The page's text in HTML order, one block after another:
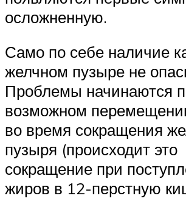
осложненную.
Само по себе наличие
желчном пузыре не
Проблемы начинаются
возможном
во время сокращения
пузыря (происходит это
сокращение при
жиров в 12-перстную